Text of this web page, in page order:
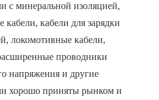
с минеральной изоляцией,
кабели, кабели для зарядки
локомотивные кабели,
проводники
напряжения и другие
хорошо приняты рынком и